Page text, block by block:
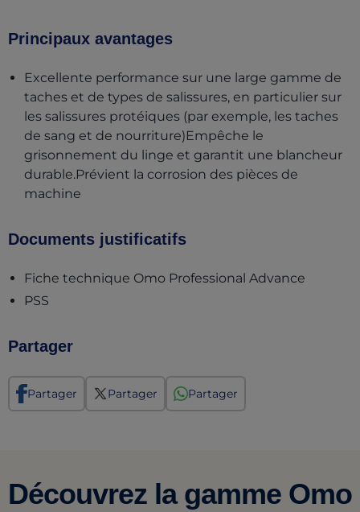
Principaux avantages
Excellente performance sur une large gamme de
taches et de types de salissures, en particulier sur
les salissures protéiques (par exemple, les taches
de sang et de nourriture)Empêche le
grisonnement du linge et garantit une blancheur
durable.Prévient la corrosion des pièces de
machine
Documents justificatifs
Fiche technique Omo Professional Advance
PSS
Partager
Partager Partager Partager
Découvrez la gamme Omo